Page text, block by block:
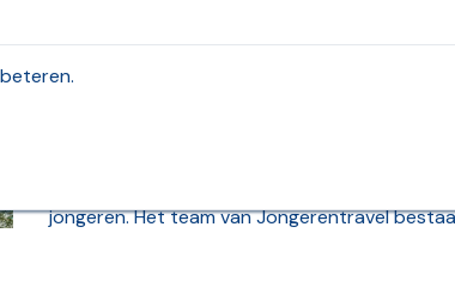
jongeren. Het team van Jongerentravel